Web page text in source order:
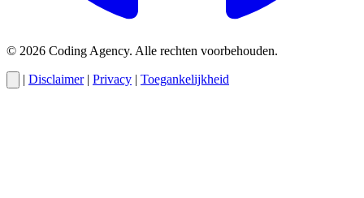
© 2026 Coding Agency. Alle rechten voorbehouden.
| Disclaimer | Privacy | Toegankelijkheid